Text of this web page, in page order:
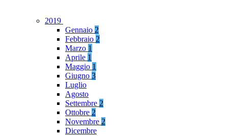
2019
Gennaio 2
Febbraio 2
Marzo 1
Aprile 1
Maggio 1
Giugno 3
Luglio
Agosto
Settembre 2
Ottobre 2
Novembre 2
Dicembre